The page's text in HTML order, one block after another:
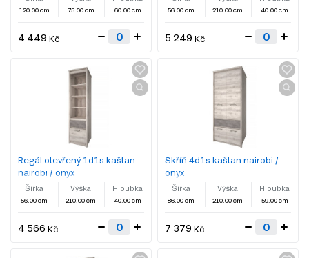
120.00 cm 75.00 cm 60.00 cm
4 449 Kč
56.00 cm 210.00 cm 40.00 cm
5 249 Kč
Regál otevřený 1d1s kaštan
nairobi / onyx
Šířka
56.00 cm
Výška
210.00 cm
Hloubka
40.00 cm
4 566 Kč
Skříň 4d1s kaštan nairobi /
onyx
Šířka
86.00 cm
Výška
210.00 cm
Hloubka
59.00 cm
7 379 Kč